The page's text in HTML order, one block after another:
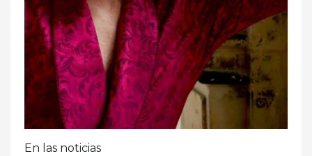
En las noticias